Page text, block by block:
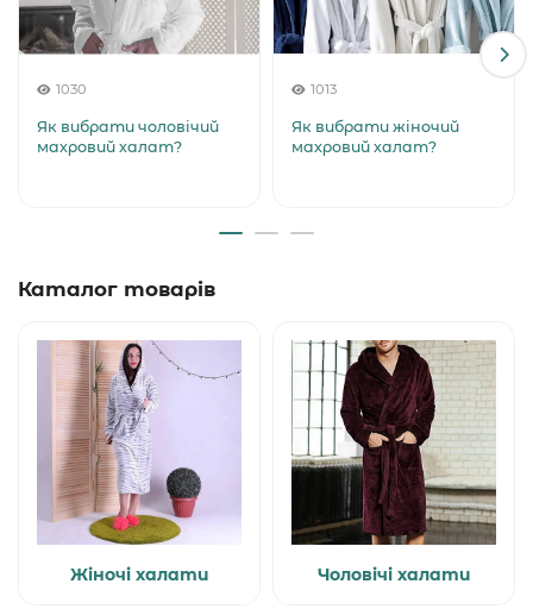
1030
Як вибрати чоловічий
махровий халат?
1013
Як вибрати жіночий
махровий халат?
Каталог товарів
Жіночі халати Чоловічі халати